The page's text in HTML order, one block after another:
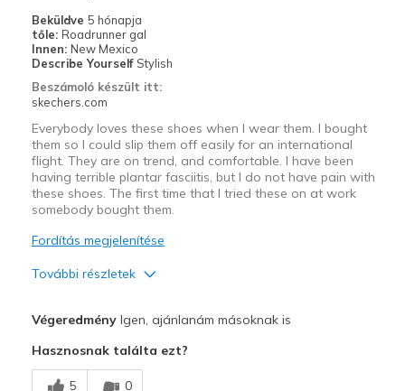
Travel
Width
Feels true to width
Sizing
View On Shoes
I'm Really Into Shoes
Beküldve 5 hónapja
tőle: Roadrunner gal
Innen: New Mexico
Describe Yourself Stylish
Beszámoló készült itt:
skechers.com
Everybody loves these shoes when I wear them. I bought
them so I could slip them off easily for an international
flight. They are on trend, and comfortable. I have been
having terrible plantar fasciitis, but I do not have pain with
these shoes. The first time that I tried these on at work
somebody bought them.
Fordítás megjelenítése
További részletek
Breathe Well
VégeredményIgen, ajánlanám másoknak is
Hasznosnak találta ezt?
5 0